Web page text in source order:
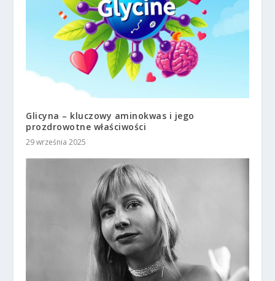
Glicyna – kluczowy aminokwas i jego
prozdrowotne właściwości
29 września 2025